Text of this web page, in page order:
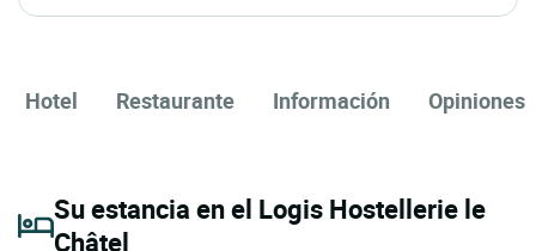
Hotel Restaurante Información Opiniones
Su estancia en el Logis Hostellerie le
Châtel